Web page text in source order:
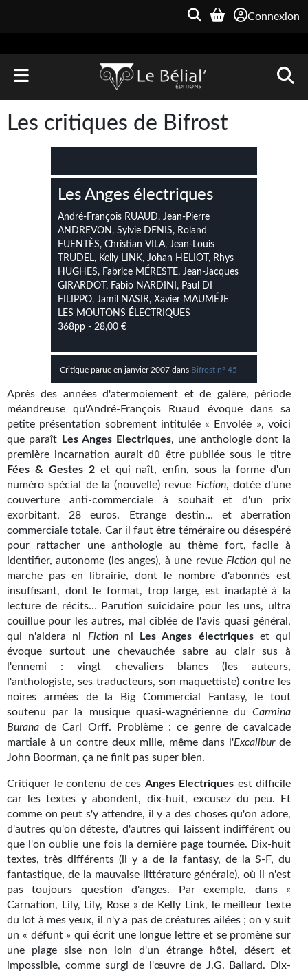
Connexion
Le Bélial'
Une Heure-Lumière
Archive du Futur
Parallaxe
Quarante-Deux
Étoiles vives
Yellow Submarine
NUMÉRIQUE
Romans et recueils
Une Heure-Lumière
Nouvelles
Bifrost
Livres audio
Gratuit
Sans DRM
BIFROST
Tous les numéros
En numérique
S'abonner
Les critiques
Le blog
Le prix des lecteurs
GOODIES
Goodies Gotland
Tirages d’art Une Heure-Lumière
Les critiques de Bifrost
Les Anges électriques
André-François RUAUD, Jean-Pierre
ANDREVON, Sylvie DENIS, Roland
FUENTÈS, Christian VILA, Jean-Louis
TRUDEL, Kelly LINK, Johan HELIOT, Rhys
HUGHES, Fabrice MÉRESTE, Jean-Jacques
GIRARDOT, Fabio NARDINI, Paul DI
FILIPPO, Jamil NASIR, Xavier MAUMÉJE
LES MOUTONS ÉLECTRIQUES
368pp - 28,00 €
Critique parue en janvier 2007 dans Bifrost n° 45
Après des années d'atermoiement et de galère, période
méandreuse qu'André-François Ruaud évoque dans sa
petite présentation sobrement intitulée « Envolée », voici
que paraît
Les Anges Electriques, une anthologie dont la
première incarnation aurait dû être publiée sous le titre
Fées & Gestes 2 et qui naît, enfin, sous la forme d'un
numéro spécial de la (nouvelle) revue Fiction, dotée d'une
couverture anti-commerciale à souhait et d'un prix
exorbitant, 28 euros. Etrange destin… et aberration
commerciale totale. Car il faut être téméraire ou désespéré
pour rattacher une anthologie au thème fort, facile à
identifier, autonome (les anges), à une revue Fiction qui ne
marche pas en librairie, dont le nombre d'abonnés est
insuffisant, dont le format, trop large, est inadapté à la
lecture de récits… Parution suicidaire pour les uns, ultra
couillue pour les autres, mal ciblée de l'avis quasi général,
qui n'aidera ni Fictionni Les Anges électriqueset qui
évoque surtout une chevauchée sabre au clair sus à
l'ennemi : vingt chevaliers blancs (les auteurs,
l'anthologiste, ses traducteurs, son maquettiste) contre les
noires armées de la Big Commercial Fantasy, le tout
soutenu par la musique quasi-wagnérienne du Carmina
Burana de Carl Orff. Problème : ce genre de cavalcade
martiale à un contre deux mille, même dans l'Excaliburde
John Boorman, ça ne finit pas super bien.
Critiquer le contenu de ces Anges Electriques est difficile
car les textes y abondent, dix-huit, excusez du peu. Et
comme on peut s'y attendre, il y a des choses qu'on adore,
d'autres qu'on déteste, d'autres qui laissent indifférent ou
que l'on oublie une fois la dernière page tournée. Dix-huit
textes, très différents (il y a de la fantasy, de la S-F, du
fantastique, de la mauvaise littérature générale), où il n'est
pas toujours question d'anges. Par exemple, dans «
Carnation, Lily, Lily, Rose » de Kelly Link, le meilleur texte
du lot à mes yeux, il n'y a pas de créatures ailées ; on y suit
un « défunt » qui écrit une longue lettre et se promène sur
une plage sise non loin d'un étrange hôtel, désert et
impossible, comme surgi de l'œuvre de J.G. Ballard. Dix-